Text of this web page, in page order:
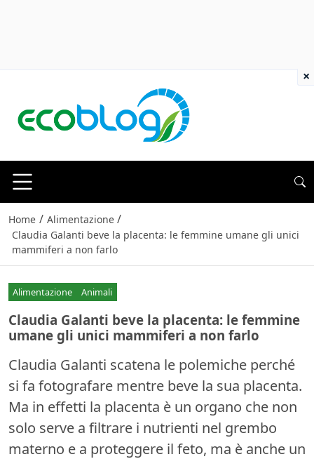
Home / Alimentazione /
Claudia Galanti beve la placenta: le femmine umane gli unici
mammiferi a non farlo
Alimentazione Animali
Claudia Galanti beve la placenta: le femmine
umane gli unici mammiferi a non farlo
Claudia Galanti scatena le polemiche perché
si fa fotografare mentre beve la sua placenta.
Ma in effetti la placenta è un organo che non
solo serve a filtrare i nutrienti nel grembo
materno e a proteggere il feto, ma è anche un
×